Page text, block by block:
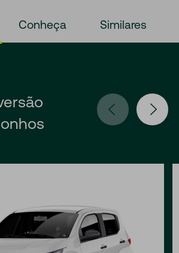
Conheça Similares